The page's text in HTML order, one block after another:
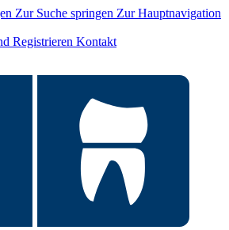
Zur Suche springen Zur Hauptnavigation
Registrieren Kontakt